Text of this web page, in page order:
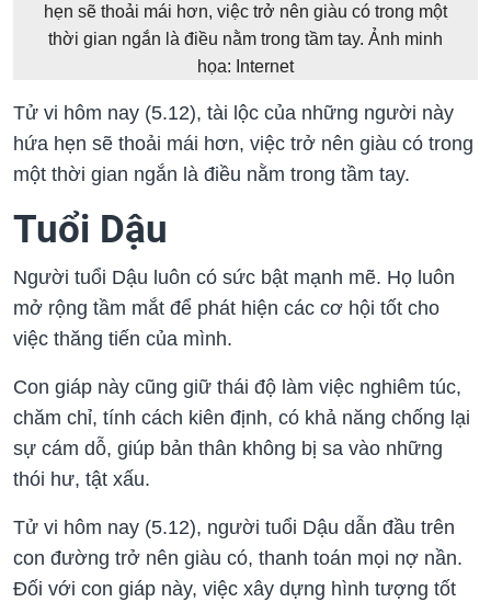
hẹn sẽ thoải mái hơn, việc trở nên giàu có trong một
thời gian ngắn là điều nằm trong tầm tay. Ảnh minh
họa: Internet
Tử vi hôm nay (5.12), tài lộc của những người này
hứa hẹn sẽ thoải mái hơn, việc trở nên giàu có trong
một thời gian ngắn là điều nằm trong tầm tay.
Tuổi Dậu
Người tuổi Dậu luôn có sức bật mạnh mẽ. Họ luôn
mở rộng tầm mắt để phát hiện các cơ hội tốt cho
việc thăng tiến của mình.
Con giáp này cũng giữ thái độ làm việc nghiêm túc,
chăm chỉ, tính cách kiên định, có khả năng chống lại
sự cám dỗ, giúp bản thân không bị sa vào những
thói hư, tật xấu.
Tử vi hôm nay (5.12), người tuổi Dậu dẫn đầu trên
con đường trở nên giàu có, thanh toán mọi nợ nần.
Đối với con giáp này, việc xây dựng hình tượng tốt